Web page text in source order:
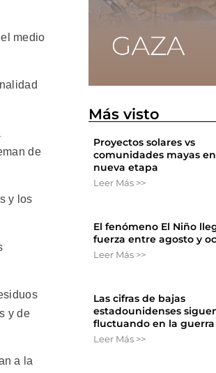
medio
de
y los
y de
a la
Más visto
Proyectos solares vs
comunidades mayas
nueva etapa
Leer Más >>
El fenómeno El Niño
fuerza entre agosto y
Leer Más >>
Las cifras de bajas
estadounidenses
fluctuando en la guerra
Leer Más >>